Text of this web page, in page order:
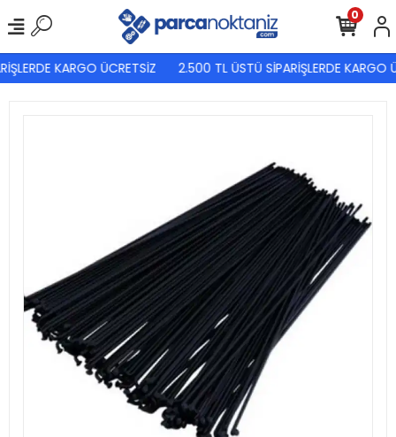
KARGO ÜCRETSİZ 2.500 TL ÜSTÜ SİPARİŞLERDE KARGO
0